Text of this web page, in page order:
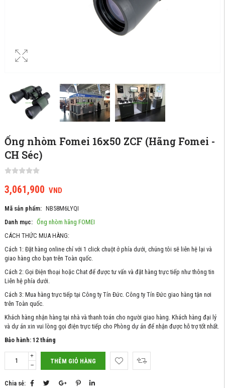
Ống nhòm Fomei 16x50 ZCF (Hãng Fomei -
CH Séc)
3,061,900 VND
Mã sản phẩm: NB58M6LYQI
Danh mục: Ống nhòm hãng FOMEI
CÁCH THỨC MUA HÀNG:
Cách 1: Đặt hàng online chỉ với 1 click chuột ở phía dưới, chúng tôi sẽ liên hệ lại và
giao hàng cho bạn trên Toàn quốc.
Cách 2: Gọi Điện thoại hoặc Chat để được tư vấn và đặt hàng trực tiếp như thông tin
Liên hệ phía dưới.
Cách 3: Mua hàng trực tiếp tại Công ty Tín Đức. Công ty Tín Đức giao hàng tận nơi
trên Toàn quốc.
Khách hàng nhận hàng tại nhà và thanh toán cho người giao hàng. Khách hàng đại lý
và dự án xin vui lòng gọi điện trực tiếp cho Phòng dự án để nhận được hỗ trợ tốt nhất.
Bảo hành: 12 tháng
THÊM GIỎ HÀNG
Chia sẻ: